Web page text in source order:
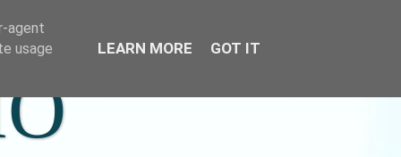
agent
usage
LEARN MORE GOT IT